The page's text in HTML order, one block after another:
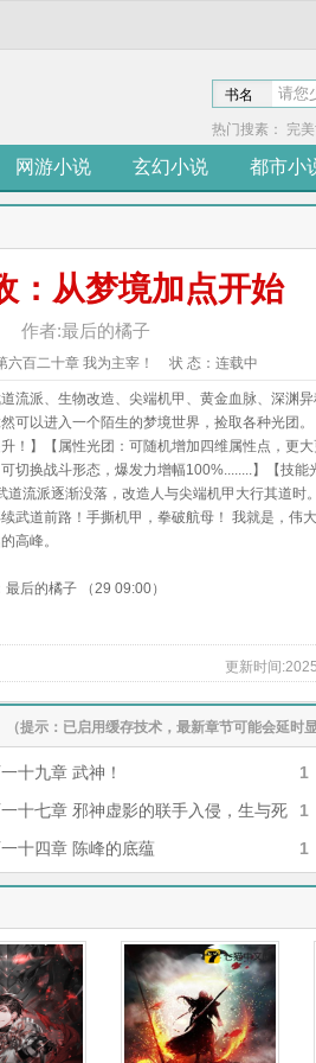
书名
热门搜素： 完
网游小说 玄幻小说 都市小
：从梦境加点开始
作者:最后的橘子
六百二十章 我为主宰！ 状 态： 连载中
流派、生物改造、尖端机甲、黄金血脉、深渊异
可以进入一个陌生的梦境世界，捡取各种光团。
！】【属性光团：可随机增加四维属性点，更大
换战斗形态，爆发力增幅100%........】【技能
道流派逐渐没落，改造人与尖端机甲大行其道时
武道前路！手撕机甲，拳破航母！ 我就是，伟
高峰。
最后的橘子 （29 09:00）
更新时间
（提示：已启用缓存技术，最新章节可能会延时
十九章 武神！ 1
十七章 邪神虚影的联手入侵，生与死
1
十四章 陈峰的底蕴 1